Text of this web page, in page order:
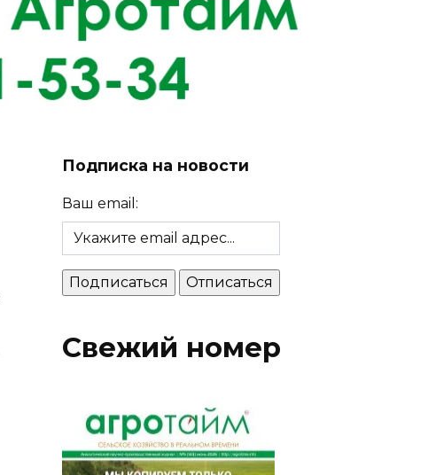
Подписка на новости
Ваш email:
Свежий номер